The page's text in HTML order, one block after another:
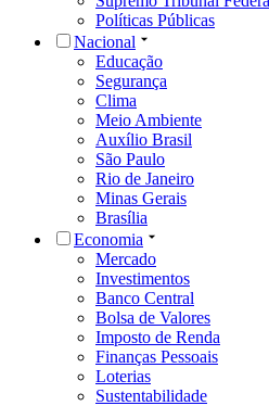
Políticas Públicas
Nacional
Educação
Segurança
Clima
Meio Ambiente
Auxílio Brasil
São Paulo
Rio de Janeiro
Minas Gerais
Brasília
Economia
Mercado
Investimentos
Banco Central
Bolsa de Valores
Imposto de Renda
Finanças Pessoais
Loterias
Sustentabilidade